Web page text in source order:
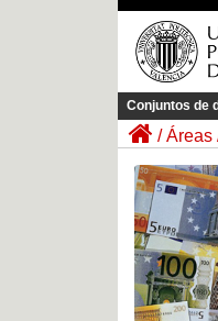
Conjuntos de
Áreas